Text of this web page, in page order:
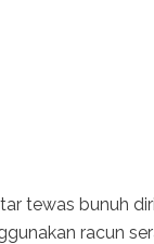
tewas bunuh
racun